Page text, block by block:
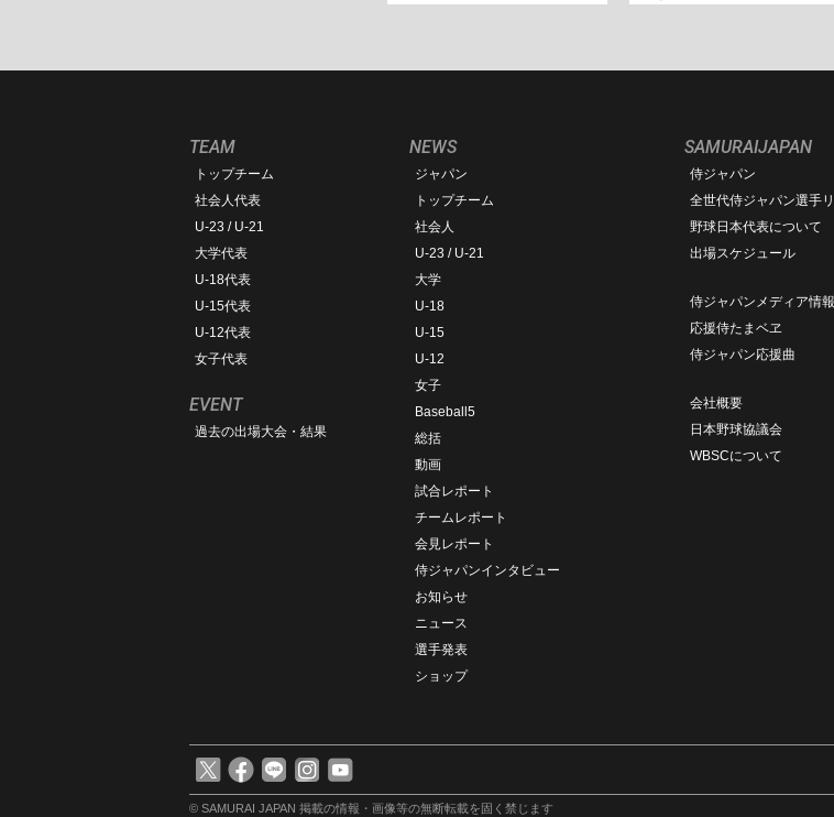
TEAM
トップチーム
社会人代表
U-23 / U-21
大学代表
U-18代表
U-15代表
U-12代表
女子代表
EVENT
過去の出場大会・結果
NEWS
ジャパン
トップチーム
社会人
U-23 / U-21
大学
U-18
U-15
U-12
女子
Baseball5
総括
動画
試合レポート
チームレポート
会見レポート
侍ジャパンインタビュー
お知らせ
ニュース
選手発表
ショップ
SAMURAIJAPAN
侍ジャパン
全世代侍ジャパン選手
野球日本代表について
出場スケジュール
侍ジャパンメディア情報
応援侍たまベヱ
侍ジャパン応援曲
会社概要
日本野球協議会
WBSCについて
© SAMURAI JAPAN 掲載の情報・画像等の無断転載を固く禁じます